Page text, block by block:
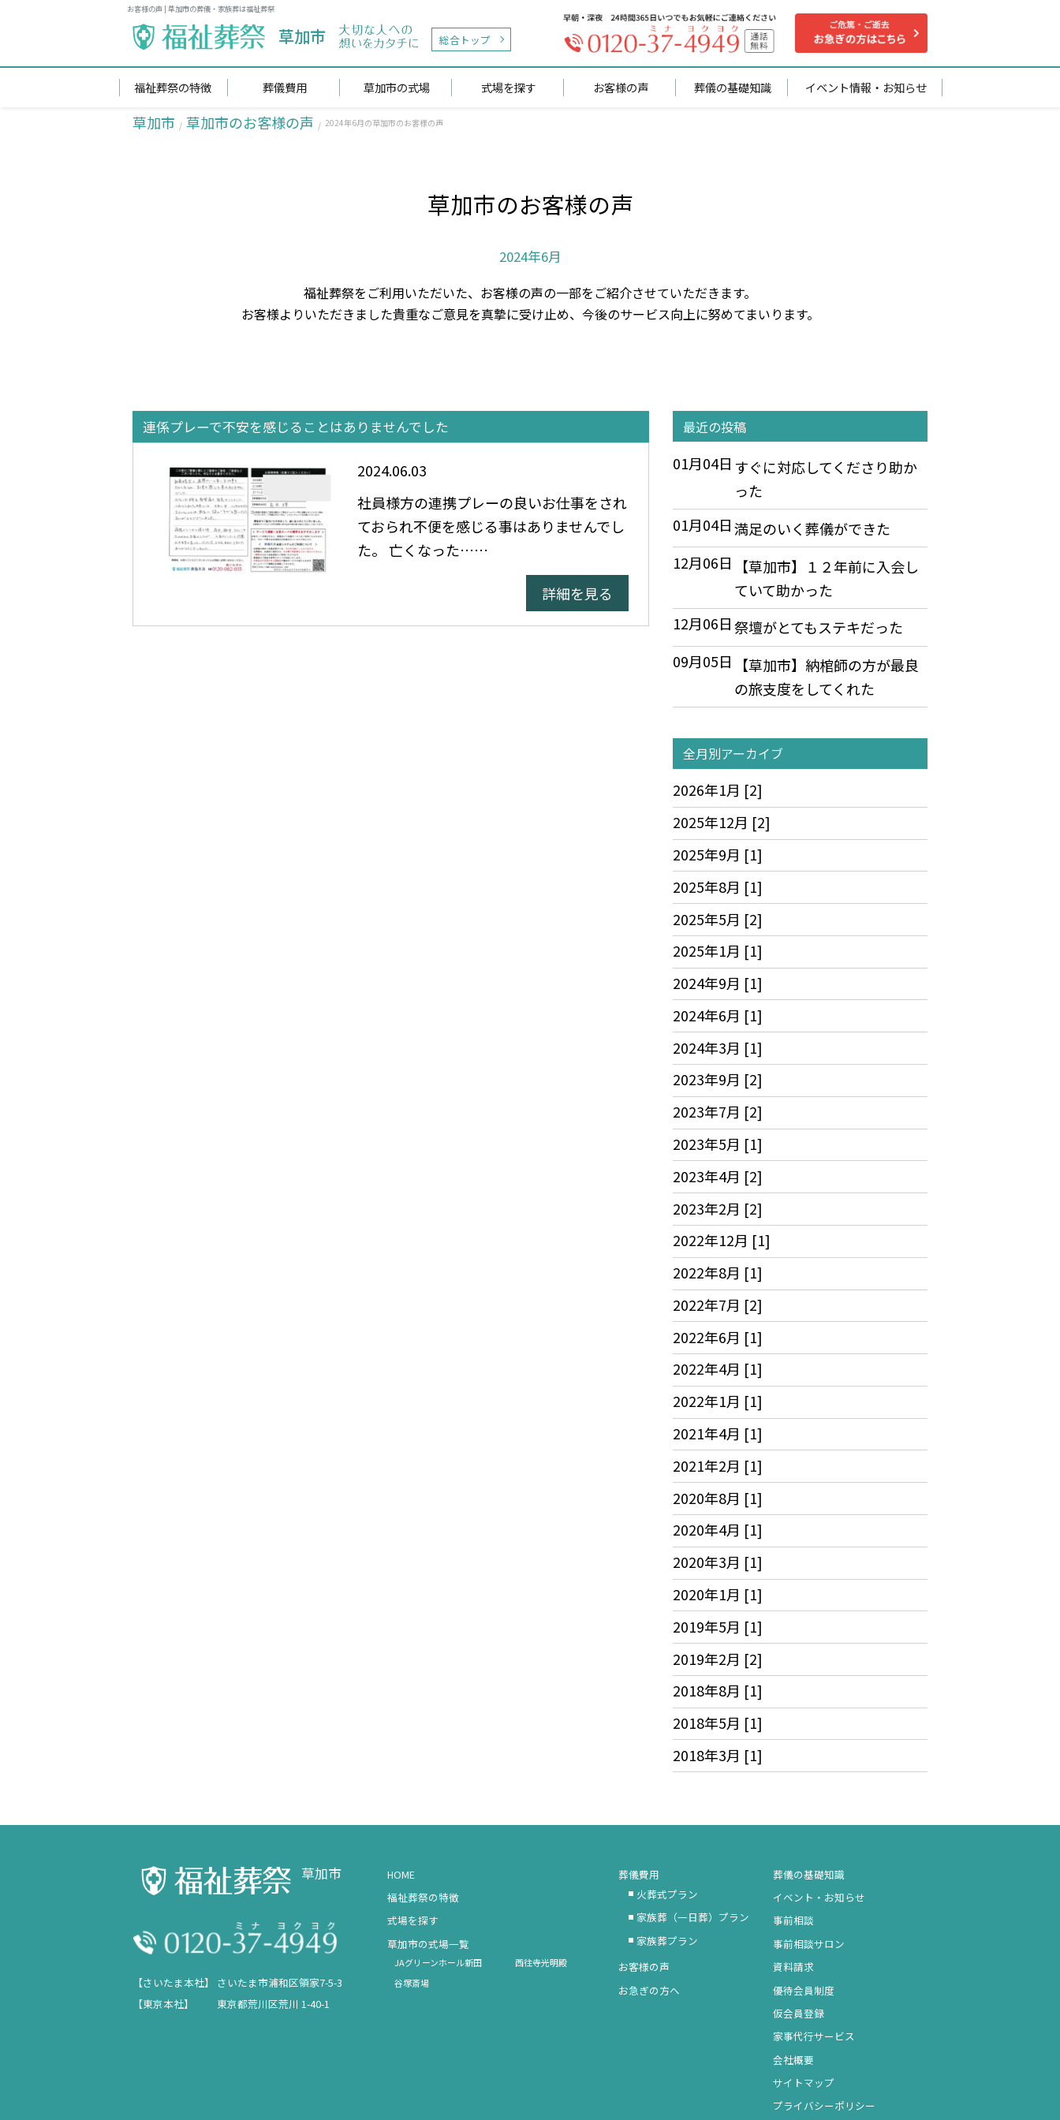
お客様の声 | 草加市の葬儀・家族葬は福祉葬祭
草加市 総合トップ
福祉葬祭の特徴 葬儀費用 草加市の式場 式場を探す お客様の声 葬儀の基礎知識 イベント情報・お知らせ
草加市 草加市のお客様の声 2024年6月の草加市のお客様の声
草加市のお客様の声
2024年6月
福祉葬祭をご利用いただいた、お客様の声の一部をご紹介させていただきます。
お客様よりいただきました貴重なご意見を真摯に受け止め、今後のサービス向上に努めてまいります。
連係プレーで不安を感じることはありませんでした
2024.06.03
社員様方の連携プレーの良いお仕事をされ
ておられ不便を感じる事はありませんでし
た。 亡くなった……
詳細を見る
最近の投稿
01月04日 すぐに対応してくださり助か
った
01月04日満足のいく葬儀ができた
12月06日
【草加市】１２年前に入会し
ていて助かった
12月06日祭壇がとてもステキだった
09月05日
【草加市】納棺師の方が最良
の旅支度をしてくれた
全月別アーカイブ
2026年1月 [2]
2025年12月 [2]
2025年9月 [1]
2025年8月 [1]
2025年5月 [2]
2025年1月 [1]
2024年9月 [1]
2024年6月 [1]
2024年3月 [1]
2023年9月 [2]
2023年7月 [2]
2023年5月 [1]
2023年4月 [2]
2023年2月 [2]
2022年12月 [1]
2022年8月 [1]
2022年7月 [2]
2022年6月 [1]
2022年4月 [1]
2022年1月 [1]
2021年4月 [1]
2021年2月 [1]
2020年8月 [1]
2020年4月 [1]
2020年3月 [1]
2020年1月 [1]
2019年5月 [1]
2019年2月 [2]
2018年8月 [1]
2018年5月 [1]
2018年3月 [1]
草加市
【さいたま本社】
さいたま市浦和区領家7-5-3
【東京本社】
東京都荒川区荒川 1-40-1
HOME
福祉葬祭の特徴
式場を探す
草加市の式場一覧
JAグリーンホール新田
西往寺光明殿
谷塚斎場
葬儀費用
火葬式プラン
家族葬（一日葬）プラン
家族葬プラン
お客様の声
お急ぎの方へ
葬儀の基礎知識
イベント・お知らせ
事前相談
事前相談サロン
資料請求
優待会員制度
仮会員登録
家事代行サービス
会社概要
サイトマップ
プライバシーポリシー